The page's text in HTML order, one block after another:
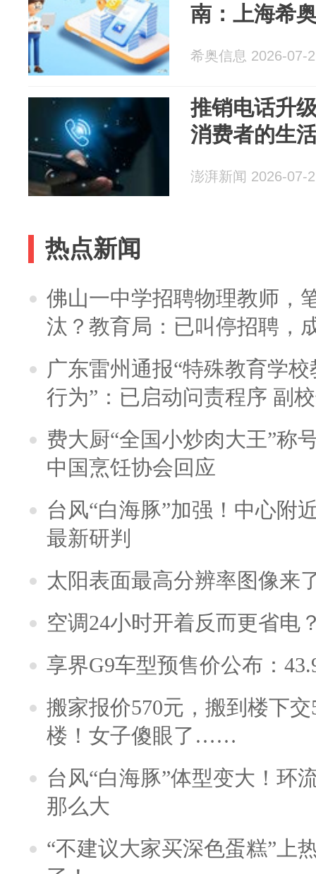
南：上海希
希奥信息 2026-07-
推销电话升
消费者的生
澎湃新闻 2026-07-
热点新闻
佛山一中学招聘物理教师，
汰？教育局：已叫停招聘，
广东雷州通报“特殊教育学
行为”：已启动问责程序 副
费大厨“全国小炒肉大王”称
中国烹饪协会回应
台风“白海豚”加强！中心附
最新研判
太阳表面最高分辨率图像来
空调24小时开着反而更省电
享界G9车型预售价公布：
搬家报价570元，搬到楼下
楼！女子傻眼了……
台风“白海豚”体型变大！环
那么大
“不建议大家买深色蛋糕”上